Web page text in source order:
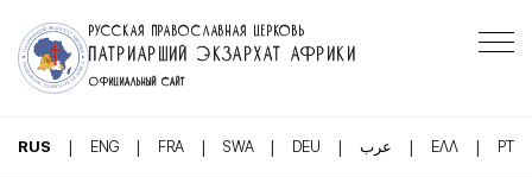
РУССКАЯ ПРАВОСЛАВНАЯ ЦЕРКОВЬ
ПАТРИАРШИЙ ЭКЗАРХАТ АФРИКИ
ОФИЦИАЛЬНЫЙ САЙТ
RUS | ENG | FRA | SWA | DEU | عرب | ΕΛΛ | PT